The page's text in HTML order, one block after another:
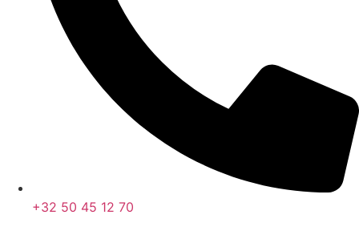
+32 50 45 12 70